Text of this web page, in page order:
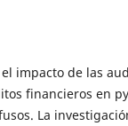
impacto de las
financieros en
La